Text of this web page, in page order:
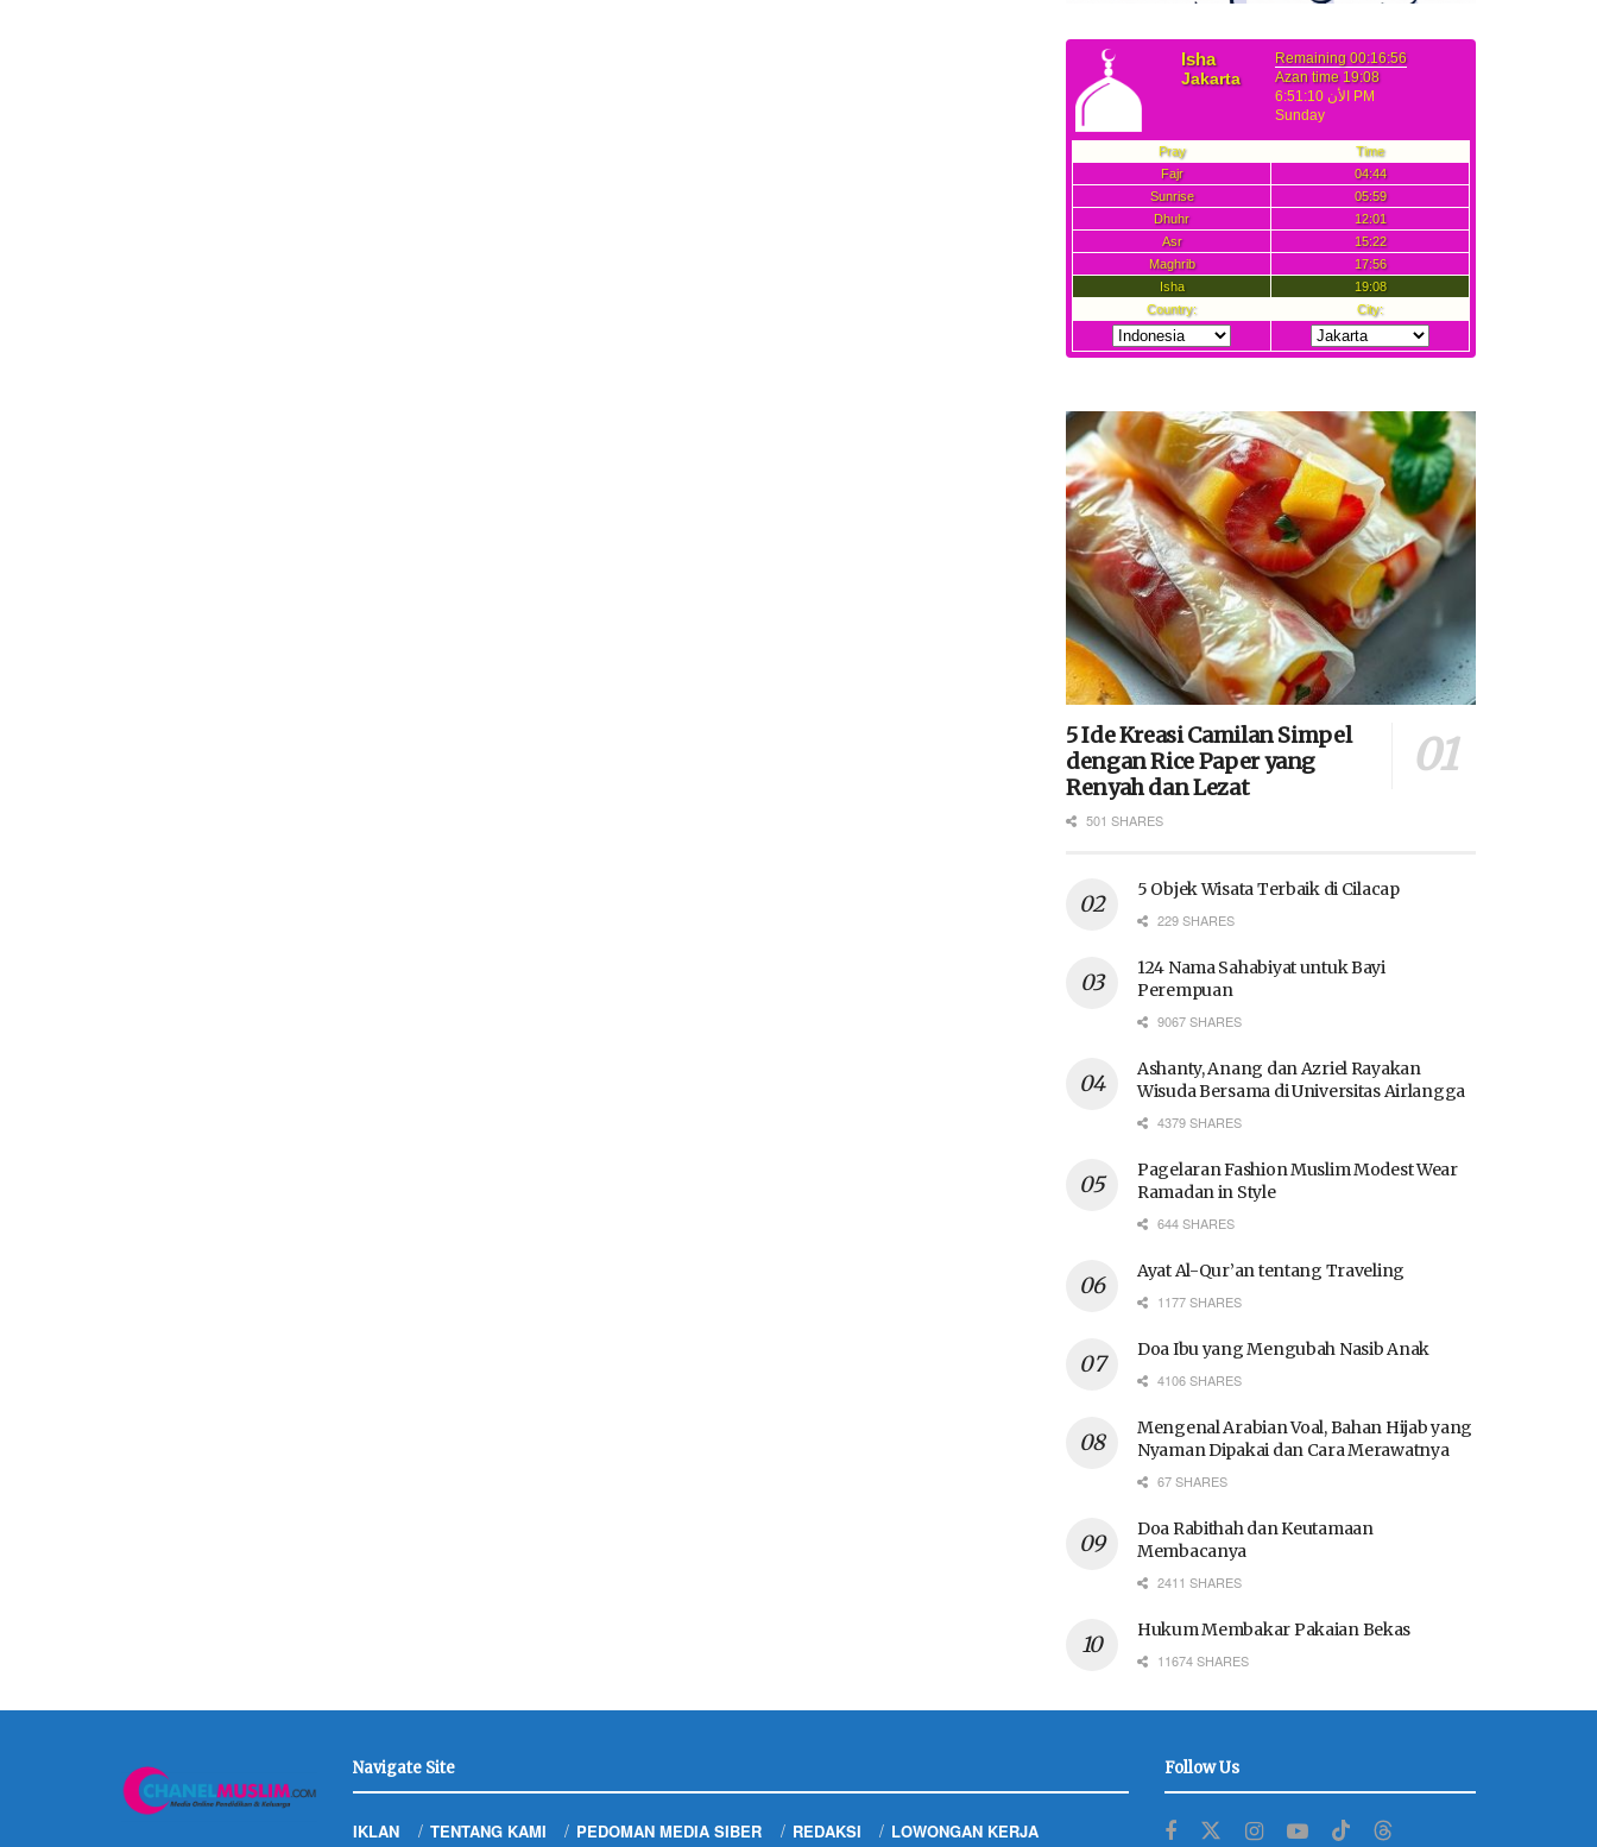
5 Ide Kreasi Camilan Simpel
dengan Rice Paper yang
Renyah dan Lezat
501 SHARES
5 Objek Wisata Terbaik di Cilacap
229 SHARES
124 Nama Sahabiyat untuk Bayi
Perempuan
9067 SHARES
Ashanty, Anang dan Azriel Rayakan
Wisuda Bersama di Universitas Airlangga
4379 SHARES
Pagelaran Fashion Muslim Modest Wear
Ramadan in Style
644 SHARES
Ayat Al-Qur’an tentang Traveling
1177 SHARES
Doa Ibu yang Mengubah Nasib Anak
4106 SHARES
Mengenal Arabian Voal, Bahan Hijab yang
Nyaman Dipakai dan Cara Merawatnya
67 SHARES
Doa Rabithah dan Keutamaan
Membacanya
2411 SHARES
Hukum Membakar Pakaian Bekas
11674 SHARES
Navigate Site
IKLAN TENTANG KAMI PEDOMAN MEDIA SIBER REDAKSI LOWONGAN KERJA
Follow Us